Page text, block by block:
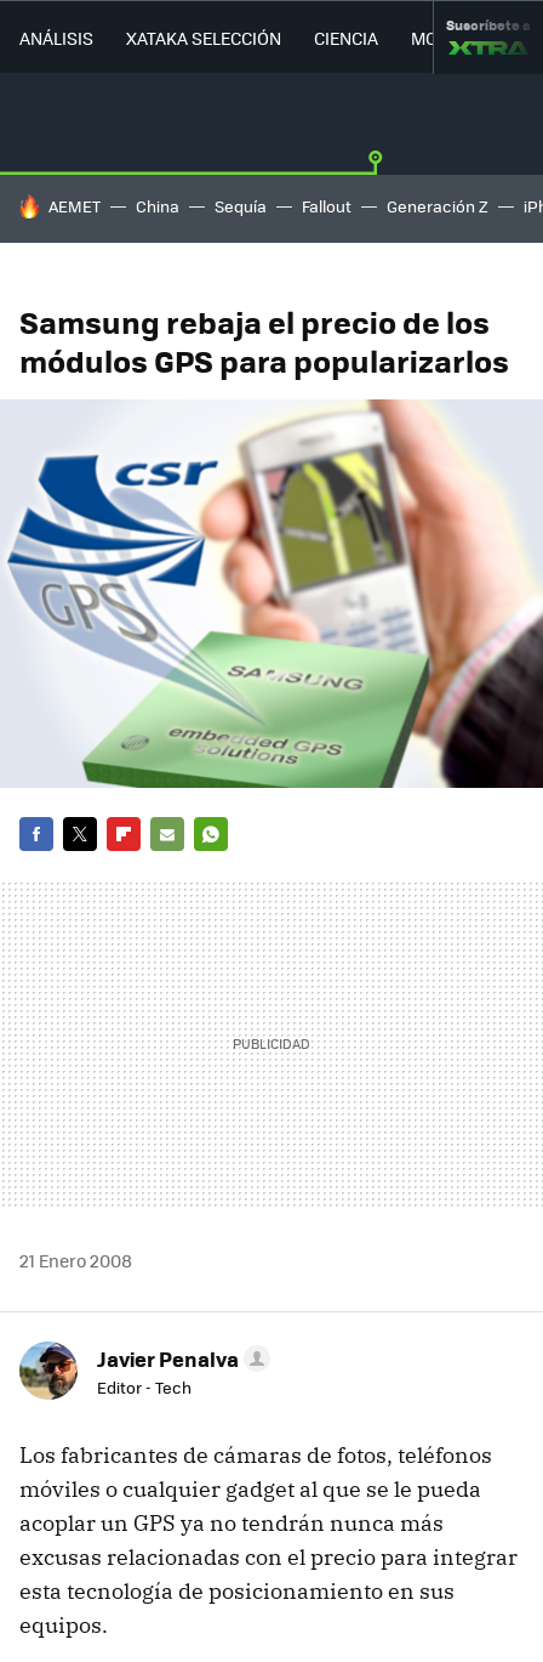
ANÁLISIS XATAKA SELECCIÓN CIENCIA MOVILIDAD
Suscríbete a
HOY SE HABLA DE
AEMET China Sequía Fallout Generación Z
Samsung rebaja el precio de los
módulos GPS para popularizarlos
MAIL
21 Enero 2008
Javier Penalva
Editor - Tech
Los fabricantes de cámaras de fotos, teléfonos
móviles o cualquier gadget al que se le pueda
acoplar un GPS ya no tendrán nunca más
excusas relacionadas con el precio para integrar
esta tecnología de posicionamiento en sus
equipos.